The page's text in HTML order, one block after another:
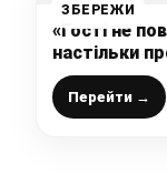
ЗБЕРЕЖИ
«Гості не
настільки
смачно-
Перейти →